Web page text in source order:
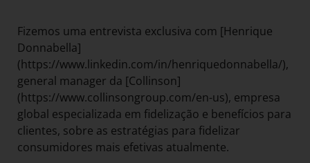
Fizemos uma entrevista exclusiva com [Henrique
Donnabella]
(https://www.linkedin.com/in/henriquedonnabella/),
general manager da [Collinson]
(https://www.collinsongroup.com/en-us), empresa
global especializada em fidelização e benefícios para
clientes, sobre as estratégias para fidelizar
consumidores mais efetivas atualmente.